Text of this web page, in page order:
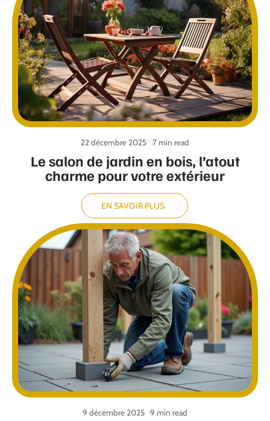
Le salon de jardin en bois, l’atout
charme pour votre extérieur
22 décembre 2025 7 min read
EN SAVOIR PLUS
9 décembre 2025 9 min read